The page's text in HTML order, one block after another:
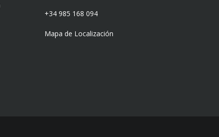
+34 985 168 094
Mapa de Localización